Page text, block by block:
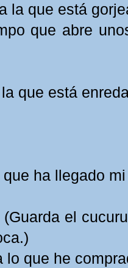
la que está
que abre
que está
ha llegado
el
lo que he